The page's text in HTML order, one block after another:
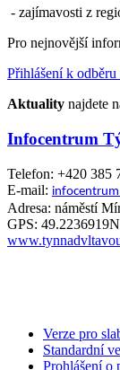
- zajímavosti z
Pro nejnovější
Přihlášení k
Aktuality najdete
Infocentrum
Telefon: +420 385
E-mail:
Adresa: náměstí
GPS:
Verze pro
Standardní
Prohlášení o